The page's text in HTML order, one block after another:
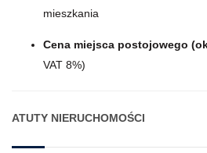
mieszkania
Cena miejsca postojowego
VAT 8%)
ATUTY NIERUCHOMOŚCI